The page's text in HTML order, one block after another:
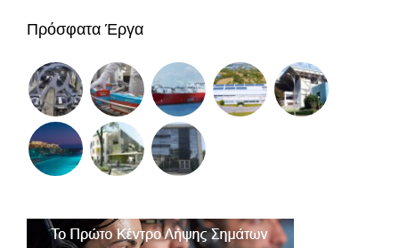
Πρόσφατα Έργα